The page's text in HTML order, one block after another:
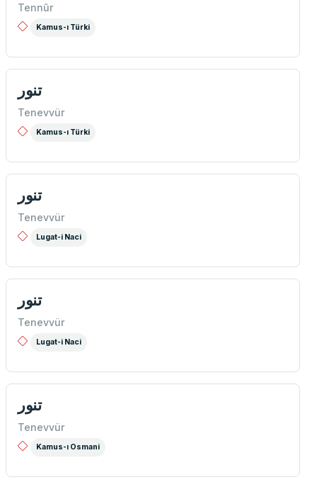
Tennûr
Kamus-ı Türki
تنور
Tenevvür
Kamus-ı Türki
تنور
Tenevvür
Lugat-i Naci
تنور
Tenevvür
Lugat-i Naci
تنور
Tenevvür
Kamus-ı Osmani